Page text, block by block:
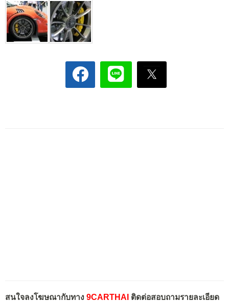
สนใจลงโฆษณากับทาง 9CARTHAI ติดต่อสอบถามรายละเอียด